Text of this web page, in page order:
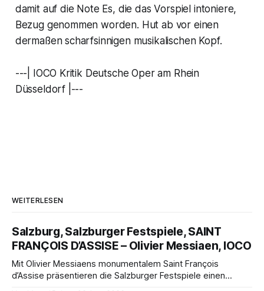
damit auf die Note Es, die das Vorspiel intoniere,
Bezug genommen worden. Hut ab vor einen
dermaßen scharfsinnigen musikalischen Kopf.
---| IOCO Kritik Deutsche Oper am Rhein
Düsseldorf |---
WEITERLESEN
Salzburg, Salzburger Festspiele, SAINT
FRANÇOIS D’ASSISE – Olivier Messiaen, IOCO
Mit Olivier Messiaens monumentalem Saint François
d’Assise präsentieren die Salzburger Festspiele einen